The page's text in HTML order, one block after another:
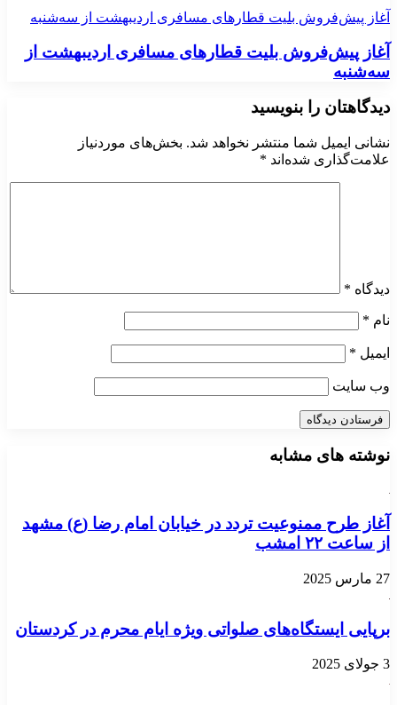
آغاز پیش‌فروش بلیت‌ قطارهای مسافری اردیبهشت‌ از سه‌شنبه
آغاز پیش‌فروش بلیت‌ قطارهای مسافری اردیبهشت‌ از
سه‌شنبه
دیدگاهتان را بنویسید
نشانی ایمیل شما منتشر نخواهد شد. بخش‌های موردنیاز
علامت‌گذاری شده‌اند *
دیدگاه *
نام *
ایمیل *
وب‌ سایت
نوشته های مشابه
آغاز طرح ممنوعیت تردد در خیابان امام رضا (ع) مشهد
از ساعت ۲۲ امشب
27 مارس 2025
برپایی ایستگاه‌های صلواتی ویژه ایام محرم در کردستان
3 جولای 2025